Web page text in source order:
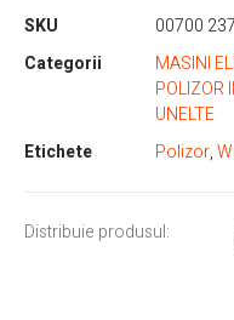
SKU
00700
Categorii
MASINI
POLIZOR
UNELTE
Etichete
Polizor,
Distribuie produsul: